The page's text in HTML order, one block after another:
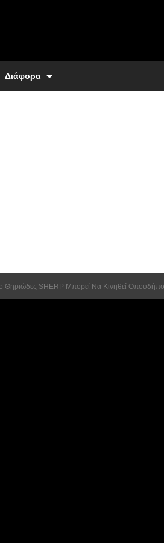
Διάφορα
Θηριώδες SHERP Μπορεί Να Κινηθεί